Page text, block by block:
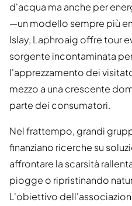
d'acqua ma anche per
—un modello sempre più
Islay, Laphroaig offre tour
sorgente incontaminata
l'apprezzamento dei
mezzo a una crescente
parte dei consumatori.
Nel frattempo, grandi
finanziano ricerche su
affrontare la scarsità
piogge o ripristinando
L'obiettivo